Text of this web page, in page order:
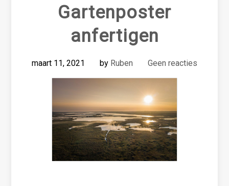
Gartenposter
anfertigen
maart 11, 2021 by Ruben Geen reacties